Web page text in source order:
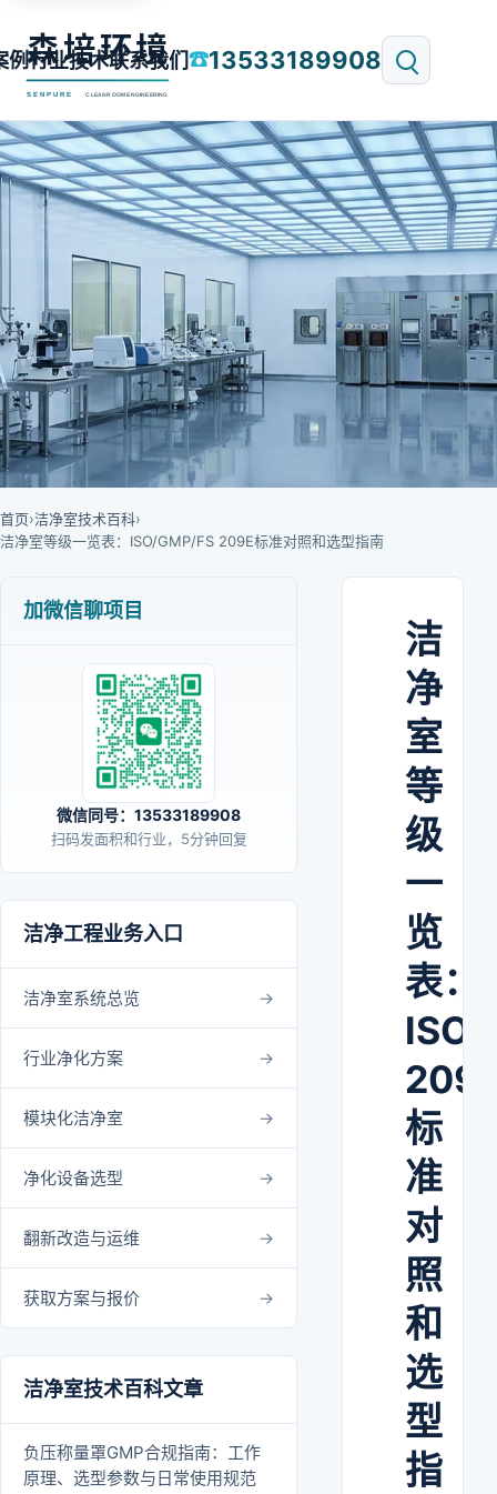
例行业技术联系我们☎13533189908
首页›洁净室技术百科›
洁净室等级一览表：ISO/GMP/FS 209E标准对照和选型指南
加微信聊项目
微信同号：13533189908
扫码发面积和行业，5分钟回复
洁净工程业务入口
洁净室系统总览
行业净化方案
模块化洁净室
净化设备选型
翻新改造与运维
获取方案与报价
洁净室技术百科文章
负压称量罩GMP合规指南：工作
原理、选型参数与日常使用规范
洁
净
室
等
级
一
览
表：
ISO/
标
准
对
照
和
选
型
指